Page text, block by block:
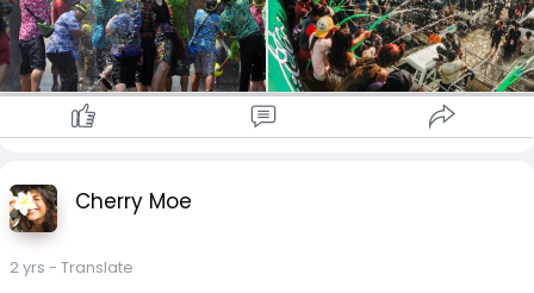
Cherry Moe
2 yrs - Translate